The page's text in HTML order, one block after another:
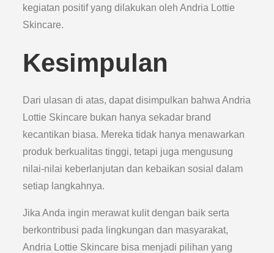
kegiatan positif yang dilakukan oleh Andria Lottie
Skincare.
Kesimpulan
Dari ulasan di atas, dapat disimpulkan bahwa Andria
Lottie Skincare bukan hanya sekadar brand
kecantikan biasa. Mereka tidak hanya menawarkan
produk berkualitas tinggi, tetapi juga mengusung
nilai-nilai keberlanjutan dan kebaikan sosial dalam
setiap langkahnya.
Jika Anda ingin merawat kulit dengan baik serta
berkontribusi pada lingkungan dan masyarakat,
Andria Lottie Skincare bisa menjadi pilihan yang